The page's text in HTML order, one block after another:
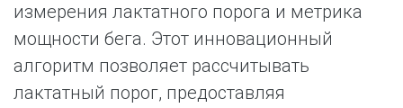
измерения лактатного порога и метрика
мощности бега. Этот инновационный
алгоритм позволяет рассчитывать
лактатный порог, предоставляя